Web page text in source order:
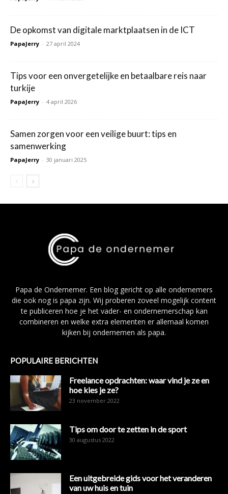
De opkomst van digitale marktplaatsen in de ICT
PapaJerry - 27 april 2024
Tips voor een onvergetelijke en betaalbare reis naar
turkije
PapaJerry - 4 april 2026
Samen zorgen voor een veilige buurt: tips en
samenwerking
PapaJerry - 30 januari 2025
Papa de Ondernemer. Een blog gericht op alle ondernemers
die ook nog is papa zijn. Wij proberen zoveel mogelijk content
te publiceren hoe je het vader- en ondernemerschap kan
combineren en welke extra elementen er allemaal komen
kijken bij ondernemen als papa.
POPULAIRE BERICHTEN
Freelance opdrachten: waar vind je ze en
hoe kies je ze?
23 november 2022
Tips om door te zetten in de sport
30 augustus 2022
Een uitgebreide gids voor het veranderen
van uw huis en tuin